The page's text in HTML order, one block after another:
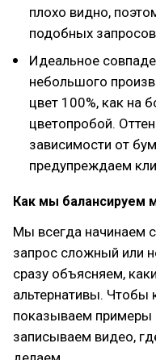
плохо видно,
подобных
Идеальное
небольшого
цвет 100%, как на
цветопробой.
зависимости от
предупреждаем
Как мы балансируем
Мы всегда начинаем
запрос сложный или
сразу объясняем,
альтернативы. Чтобы
показываем примеры
записываем видео,